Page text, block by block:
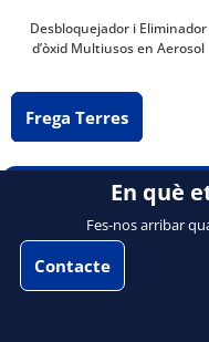
Desbloquejador i Eliminador
d’òxid Multiusos en Aerosol
Frega Terres
En què
Fes-nos arribar
Contacte